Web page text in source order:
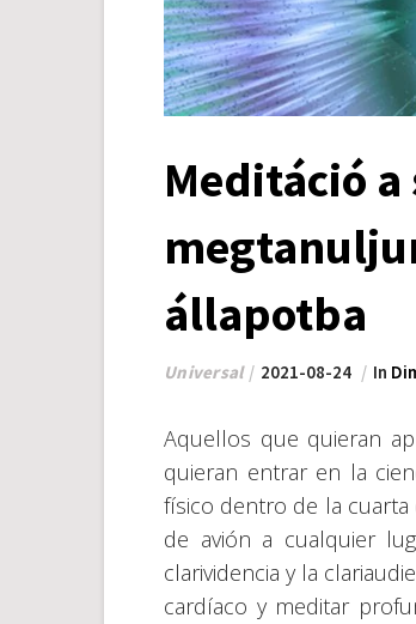
Meditáció
állapotba
Universal 2021-08-24 In
Aquellos que quieran
quieran entrar en la
físico dentro de la
de avión a cualquier
clarividencia y la
cardíaco y meditar